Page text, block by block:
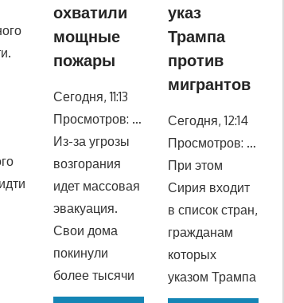
охватили
мощные
пожары
Сегодня, 11:13
Просмотров: …
Из-за угрозы
возгорания
идет массовая
эвакуация.
Свои дома
покинули
более тысячи
указ
Трампа
против
мигрантов
Сегодня, 12:14
Просмотров: …
При этом
Сирия входит
в список стран,
гражданам
которых
указом Трампа